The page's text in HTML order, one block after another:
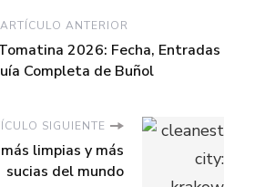
ARTÍCULO ANTERIOR
2026: Fecha, Entradas
Completa de Buñol
SIGUIENTE
limpias y más
sucias del mundo